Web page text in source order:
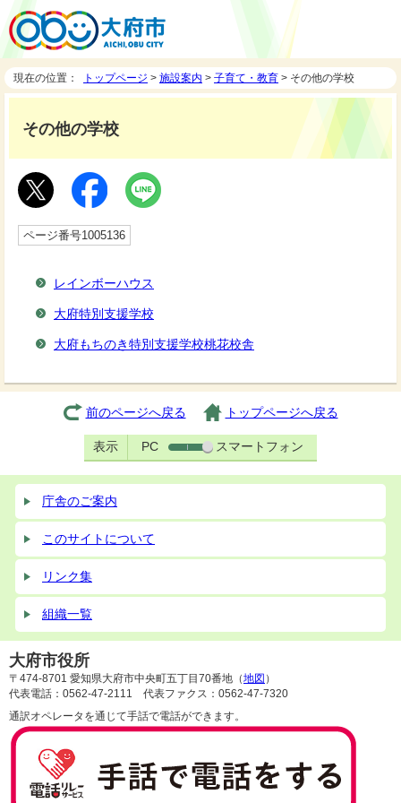
現在の位置： トップページ > 施設案内 > 子育て・教育 > その他の学校
その他の学校
ページ番号1005136
レインボーハウス
大府特別支援学校
大府もちのき特別支援学校桃花校舎
前のページへ戻る トップページへ戻る
表示 PC スマートフォン
庁舎のご案内
このサイトについて
リンク集
組織一覧
大府市役所
〒474-8701 愛知県大府市中央町五丁目70番地（地図 ）
代表電話：0562-47-2111 代表ファクス：0562-47-7320
通訳オペレータを通じて手話で電話ができます。